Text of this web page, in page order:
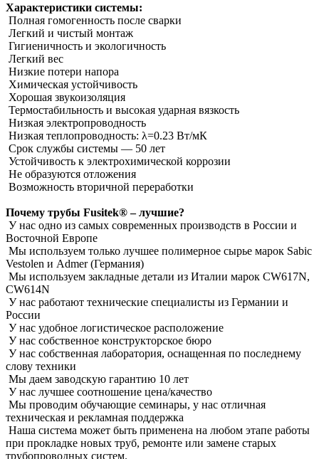
Характеристики системы:
Полная гомогенность после сварки
Легкий и чистый монтаж
Гигиеничность и экологичность
Легкий вес
Низкие потери напора
Химическая устойчивость
Хорошая звукоизоляция
Термостабильность и высокая ударная вязкость
Низкая электропроводность
Низкая теплопроводность: λ=0.23 Вт/мК
Срок службы системы ― 50 лет
Устойчивость к электрохимической коррозии
Не образуются отложения
Возможность вторичной переработки
Почему трубы Fusitek® – лучшие?
У нас одно из самых современных производств в России и
Восточной Европе
Мы используем только лучшее полимерное сырье марок Sabic
Vestolen и Admer (Германия)
Мы используем закладные детали из Италии марок CW617N,
CW614N
У нас работают технические специалисты из Германии и
России
У нас удобное логистическое расположение
У нас собственное конструкторское бюро
У нас собственная лаборатория, оснащенная по последнему
слову техники
Мы даем заводскую гарантию 10 лет
У нас лучшее соотношение цена/качество
Мы проводим обучающие семинары, у нас отличная
техническая и рекламная поддержка
Наша система может быть применена на любом этапе работы
при прокладке новых труб, ремонте или замене старых
трубопроводных систем.